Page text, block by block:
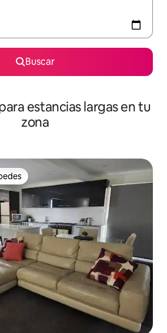
Buscar
estancias largas en tu
zona